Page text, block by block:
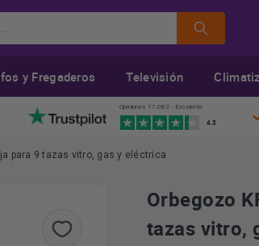
y Fregaderos Televisión
Opiniones 17.082 · Excelente
4.3
para 9 tazas vitro, gas y eléctrica
Orbegozo
tazas vitro,